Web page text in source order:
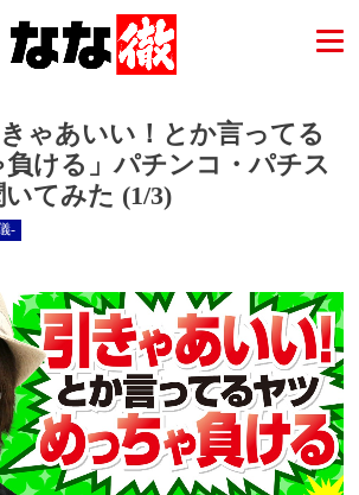
ゃあいい！とか言ってる
ける」パチンコ・パチス
てみた (1/3)
-